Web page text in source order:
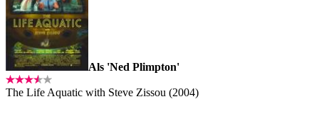
Als 'Ned Plimpton'
The Life Aquatic with Steve Zissou (2004)